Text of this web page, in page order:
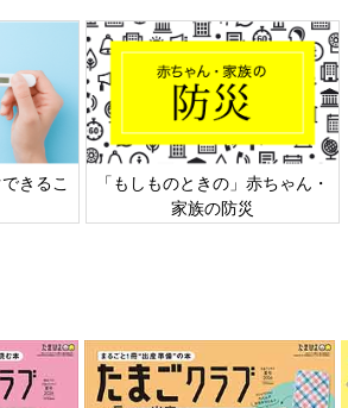
お子さんの食事で使えるベビーグッズを集
てみました。
いる、おしゃれなモロッカンタイル柄アイ
。家事の負担を軽減してくれるのは、忙し
てもありがたいですよね。おしゃれで便利
でゲットしてください。
いる投稿、リンク先は、削除される場合
ご了承ください。
きるこ
「もしものときの」赤ちゃん・
家族の防災